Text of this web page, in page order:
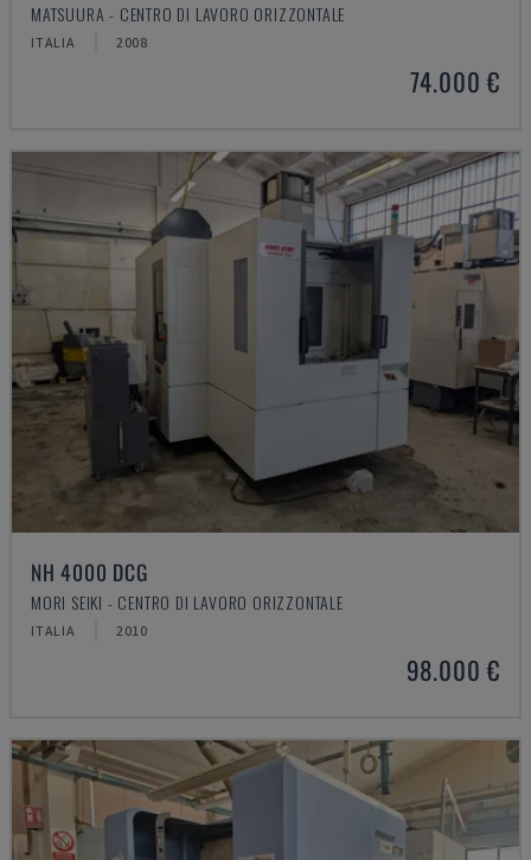
MATSUURA - CENTRO DI LAVORO ORIZZONTALE
ITALIA 2008
74.000 €
NH 4000 DCG
MORI SEIKI - CENTRO DI LAVORO ORIZZONTALE
ITALIA 2010
98.000 €